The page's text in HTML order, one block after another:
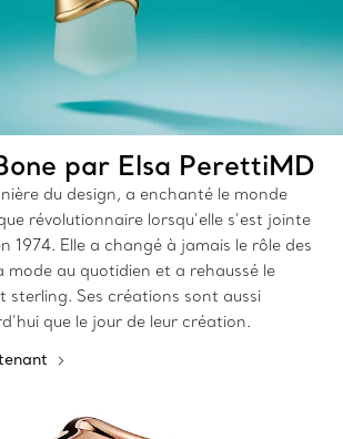
par Elsa PerettiMD
du design, a enchanté le monde
révolutionnaire lorsqu’elle s’est jointe
1974. Elle a changé à jamais le rôle des
mode au quotidien et a rehaussé le
sterling. Ses créations sont aussi
que le jour de leur création.